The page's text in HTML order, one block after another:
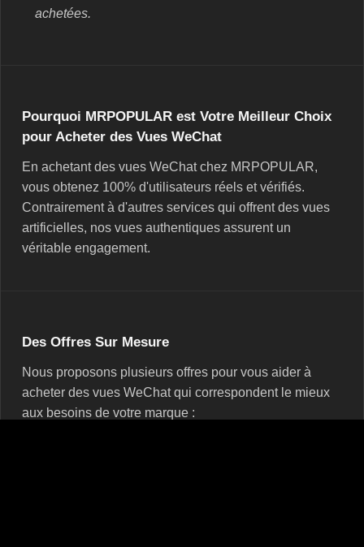
achetées.
Pourquoi MRPOPULAR est Votre Meilleur Choix
pour Acheter des Vues WeChat
En achetant des vues WeChat chez MRPOPULAR,
vous obtenez 100% d'utilisateurs réels et vérifiés.
Contrairement à d'autres services qui offrent des vues
artificielles, nos vues authentiques assurent un
véritable engagement.
Des Offres Sur Mesure
Nous proposons plusieurs offres pour vous aider à
acheter des vues WeChat qui correspondent le mieux
aux besoins de votre marque :